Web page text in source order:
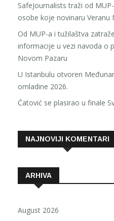
SafeJournalists traži od
osobe koje novinaru Veranu
Od MUP-a i tužilaštva
informacije u vezi navoda o
Novom Pazaru
U Istanbulu otvoren
omladine 2026.
Ćatović se plasirao u finale
NAJNOVIJI KOMENTARI
ARHIVA
August 2026